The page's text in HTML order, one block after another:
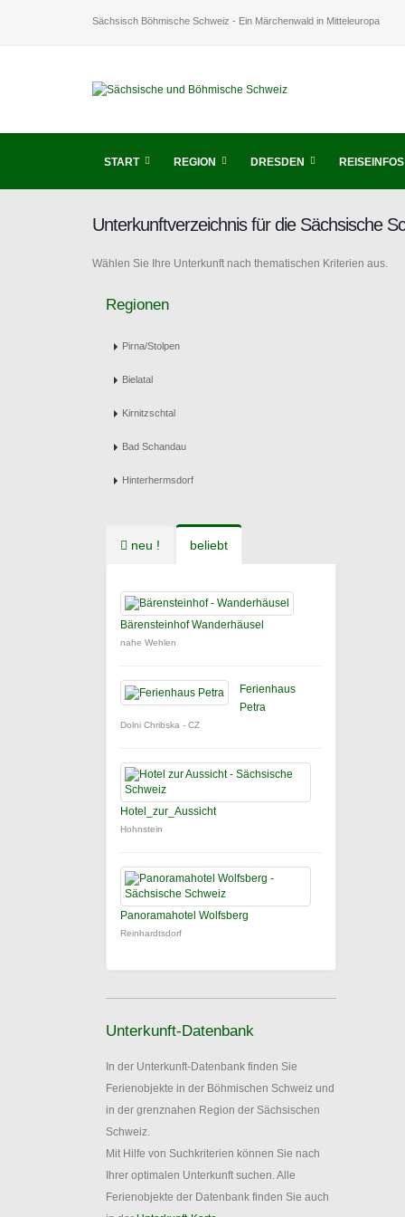
Sächsisch Böhmische Schweiz - Ein Märchenwald in Mitteleuropa
START REGION DRESDEN REISEINFOS
Unterkunftverzeichnis für die Sächsische
Wählen Sie Ihre Unterkunft nach thematischen Kriterien aus.
Regionen
Pirna/Stolpen
Bielatal
Kirnitzschtal
Bad Schandau
Hinterhermsdorf
neu ! beliebt
Bärensteinhof Wanderhäusel
nahe Wehlen
Ferienhaus
Petra
Dolni Chribska - CZ
Hotel_zur_Aussicht
Hohnstein
Panoramahotel Wolfsberg
Reinhardtsdorf
Unterkunft-Datenbank
In der Unterkunft-Datenbank finden Sie
Ferienobjekte in der Böhmischen Schweiz und
in der grenznahen Region der Sächsischen
Schweiz.
Mit Hilfe von Suchkriterien können Sie nach
Ihrer optimalen Unterkunft suchen. Alle
Ferienobjekte der Datenbank finden Sie auch